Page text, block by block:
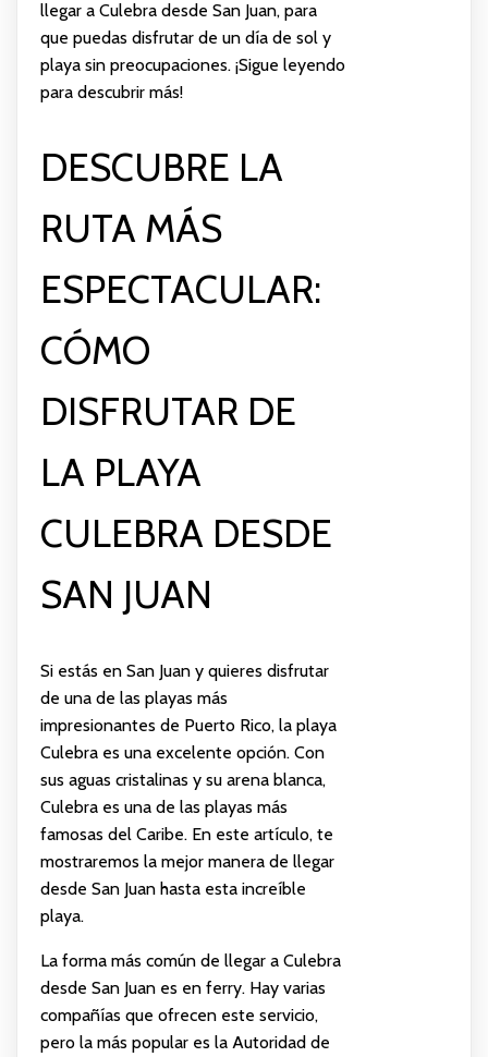
llegar a Culebra desde San Juan, para
que puedas disfrutar de un día de sol y
playa sin preocupaciones. ¡Sigue leyendo
para descubrir más!
DESCUBRE LA
RUTA MÁS
ESPECTACULAR:
CÓMO
DISFRUTAR DE
LA PLAYA
CULEBRA DESDE
SAN JUAN
Si estás en San Juan y quieres disfrutar
de una de las playas más
impresionantes de Puerto Rico, la playa
Culebra es una excelente opción. Con
sus aguas cristalinas y su arena blanca,
Culebra es una de las playas más
famosas del Caribe. En este artículo, te
mostraremos la mejor manera de llegar
desde San Juan hasta esta increíble
playa.
La forma más común de llegar a Culebra
desde San Juan es en ferry. Hay varias
compañías que ofrecen este servicio,
pero la más popular es la Autoridad de